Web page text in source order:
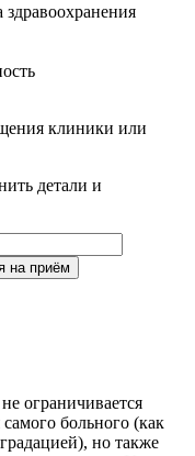
клиники или
детали и
на приём
ограничивается
больного (как
но также